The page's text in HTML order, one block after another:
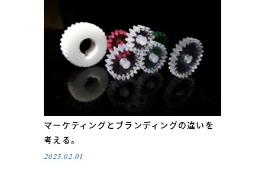
マーケティングとブランディングの違いを
考える。
2025.02.01